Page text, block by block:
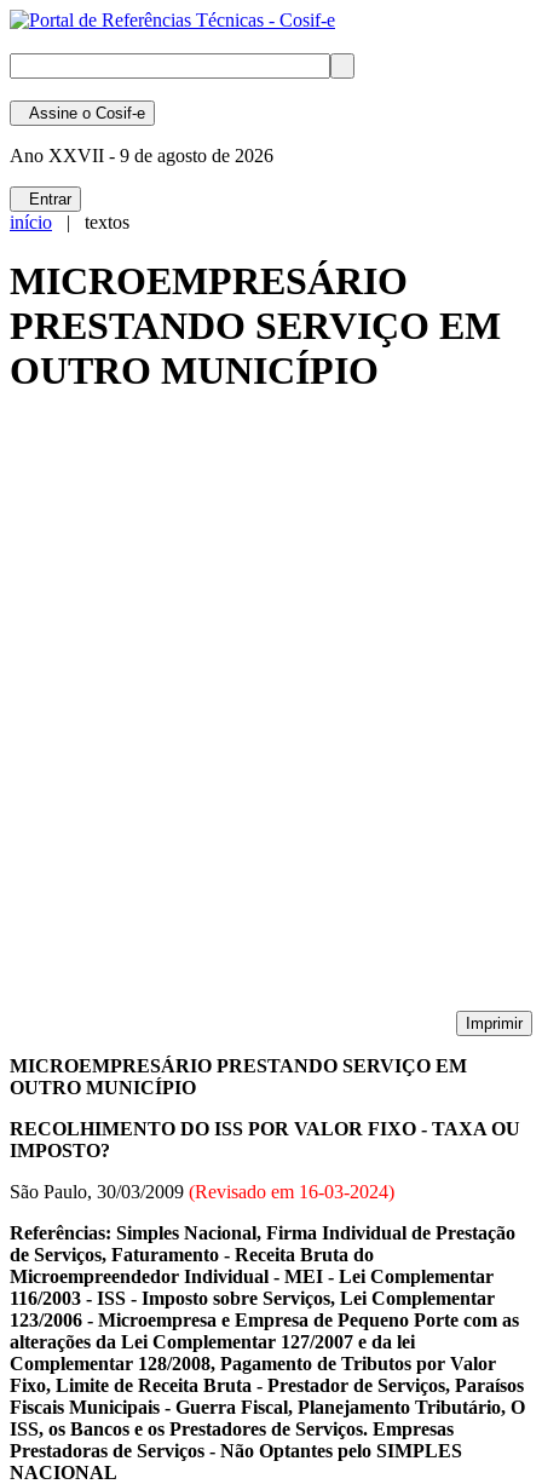
Assine o Cosif-e
Ano XXVII - 9 de agosto de 2026
Entrar
início | textos
MICROEMPRESÁRIO
PRESTANDO SERVIÇO EM
OUTRO MUNICÍPIO
Imprimir
MICROEMPRESÁRIO PRESTANDO SERVIÇO EM
OUTRO MUNICÍPIO
RECOLHIMENTO DO ISS POR VALOR FIXO - TAXA OU
IMPOSTO?
São Paulo, 30/03/2009 (Revisado em 16-03-2024)
Referências: Simples Nacional, Firma Individual de Prestação
de Serviços, Faturamento - Receita Bruta do
Microempreendedor Individual - MEI - Lei Complementar
116/2003 - ISS - Imposto sobre Serviços, Lei Complementar
123/2006 - Microempresa e Empresa de Pequeno Porte com as
alterações da Lei Complementar 127/2007 e da lei
Complementar 128/2008, Pagamento de Tributos por Valor
Fixo, Limite de Receita Bruta - Prestador de Serviços, Paraísos
Fiscais Municipais - Guerra Fiscal, Planejamento Tributário, O
ISS, os Bancos e os Prestadores de Serviços. Empresas
Prestadoras de Serviços - Não Optantes pelo SIMPLES
NACIONAL